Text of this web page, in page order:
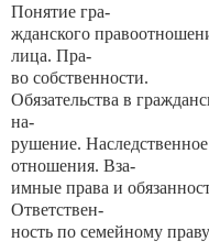
Понятие гра-
жданского
лица. Пра-
во собственности.
Обязательства в
на-
рушение.
отношения. Вза-
имные права и
Ответствен-
ность по семейному